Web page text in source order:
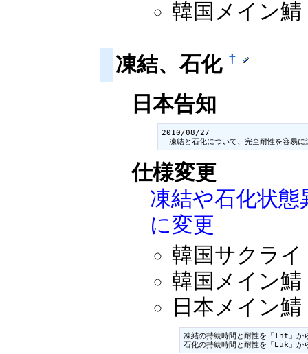
韓国メイン鯖
凍結、石化 †
日本告知
2010/08/27
凍結と石化について、完全耐性を容易に
仕様変更
凍結や石化状
に変更
韓国サクライ
韓国メイン鯖
日本メイン
凍結の持続時間と耐性を「Int」か
石化の持続時間と耐性を「Luk」か